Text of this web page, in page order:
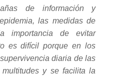
de información y
las medidas de
importancia de evitar
es difícil porque en los
diaria de las
y se facilita la